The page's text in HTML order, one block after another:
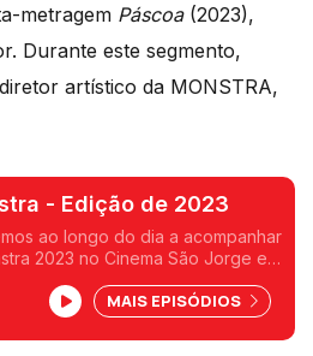
metragem Páscoa (2023),
Durante este segmento,
artístico da MONSTRA,
- Edição de 2023
ao longo do dia a acompanhar
2023 no Cinema São Jorge em
Ruivo, Realizador, Ana Ruivo,
e Fernando Galrito, Diretor
MAIS EPISÓDIOS